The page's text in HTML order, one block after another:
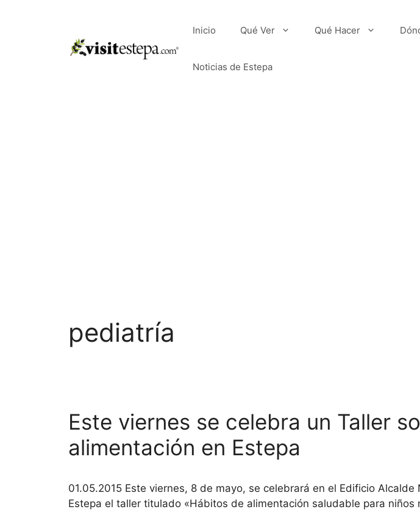
Inicio Qué Ver Qué Hacer
Noticias de Estepa
pediatría
Este viernes se celebra un Taller
alimentación en Estepa
01.05.2015 Este viernes, 8 de mayo, se celebrará en el Edificio Alcalde
Estepa el taller titulado «Hábitos de alimentación saludable para niños